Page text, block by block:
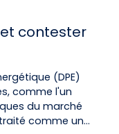
contester
(DPE)
comme l'un
du marché
comme une